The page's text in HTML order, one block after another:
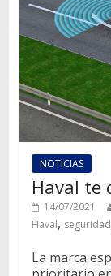
NOTICIAS
Haval te
14/07/2021
Haval, seguridad
La marca